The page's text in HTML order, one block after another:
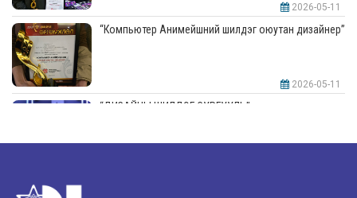
2026-05-11
“Компьютер Анимейшний шилдэг оюутан дизайнер”
2026-05-11
“ДИЗАЙНЫ ШИЛДЭГ СУРГУУЛЬ”-аар шалгарлаа